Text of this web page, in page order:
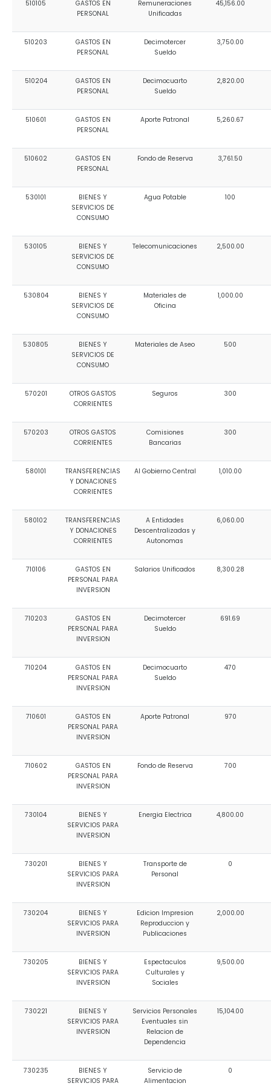
Convocatorias
GESTIÓN ADMINISTRATIVA
Plan Anual Contratación - PAC
Convenios Institucionales
PRESUPUESTO: EJECUCIÓN Y REPORTES
Cédulas presupuestarias y balances
Procesos de contratación
Ejecución Presupuestaria
Obras y proyectos
510105
GASTOS EN
PERSONAL
Remuneraciones
Unificadas
45,156.00
510203
GASTOS EN
PERSONAL
Decimotercer
Sueldo
3,750.00
510204
GASTOS EN
PERSONAL
Decimocuarto
Sueldo
2,820.00
510601
GASTOS EN
PERSONAL
Aporte Patronal 5,260.67
510602
GASTOS EN
PERSONAL
Fondo de Reserva 3,761.50
530101
BIENES Y
SERVICIOS DE
CONSUMO
Agua Potable 100
530105
BIENES Y
SERVICIOS DE
CONSUMO
Telecomunicaciones 2,500.00
530804
BIENES Y
SERVICIOS DE
CONSUMO
Materiales de
Oficina
1,000.00
530805
BIENES Y
SERVICIOS DE
CONSUMO
Materiales de Aseo 500
570201
OTROS GASTOS
CORRIENTES
Seguros 300
570203
OTROS GASTOS
CORRIENTES
Comisiones
Bancarias
300
580101
TRANSFERENCIAS
Y DONACIONES
CORRIENTES
Al Gobierno Central 1,010.00
580102
TRANSFERENCIAS
Y DONACIONES
CORRIENTES
A Entidades
Descentralizadas y
Autonomas
6,060.00
710106
GASTOS EN
PERSONAL PARA
INVERSION
Salarios Unificados 8,300.28
710203
GASTOS EN
PERSONAL PARA
INVERSION
Decimotercer
Sueldo
691.69
710204
GASTOS EN
PERSONAL PARA
INVERSION
Decimocuarto
Sueldo
470
710601
GASTOS EN
PERSONAL PARA
INVERSION
Aporte Patronal 970
710602
GASTOS EN
PERSONAL PARA
INVERSION
Fondo de Reserva 700
730104
BIENES Y
SERVICIOS PARA
INVERSION
Energia Electrica 4,800.00
730201
BIENES Y
SERVICIOS PARA
INVERSION
Transporte de
Personal
0
730204
BIENES Y
SERVICIOS PARA
INVERSION
Edicion Impresion
Reproduccion y
Publicaciones
2,000.00
730205
BIENES Y
SERVICIOS PARA
INVERSION
Espectaculos
Culturales y
Sociales
9,500.00
730221
BIENES Y
SERVICIOS PARA
INVERSION
Servicios Personales
Eventuales sin
Relacion de
Dependencia
15,104.00
730235
BIENES Y
SERVICIOS PARA
Servicio de
Alimentacion
0